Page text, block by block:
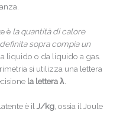
è la quantità di calore
sopra compia un
liquido o da liquido a gas.
si utilizza una lettera
la lettera λ.
è ilJ/kg, ossia il Joule